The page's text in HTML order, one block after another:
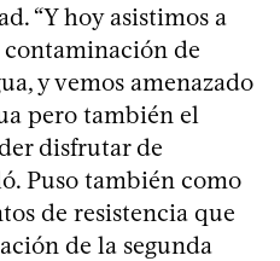
“Y hoy asistimos a
contaminación de
y vemos amenazado
pero también el
disfrutar de
Puso también como
de resistencia que
de la segunda